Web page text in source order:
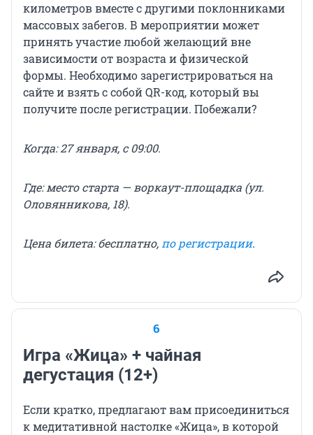
километров вместе с другими поклонниками
массовых забегов. В мероприятии может
принять участие любой желающий вне
зависимости от возраста и физической
формы. Необходимо зарегистрироваться на
сайте и взять с собой QR-код, который вы
получите после регистрации. Побежали?
Когда: 27 января, с 09:00.
Где: место старта — воркаут-площадка (ул.
Оловянникова, 18).
Цена билета: бесплатно,по регистрации.
6
Игра «Жица» + чайная
дегустация (12+)
Если кратко, предлагают вам присоединиться
к медитативной настолке «Жица», в которой